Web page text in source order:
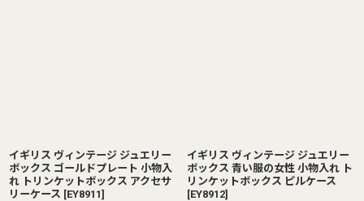
イギリス ヴィンテージ ジュエリー
ボックス ゴールドプレート 小物入
れ トリンケットボックス アクセサ
リーケース [EY8911]
イギリス ヴィンテージ ジュエリー
ボックス 青い服の女性 小物入れ ト
リンケットボックス ピルケース
[EY8912]